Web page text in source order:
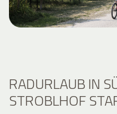
RADURLAUB IN
STROBLHOF